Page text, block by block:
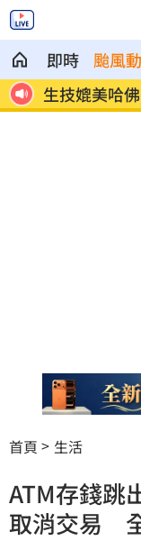
即時 颱風
！
生技媲美哈
首頁 生活
ATM存錢跳
取消交易